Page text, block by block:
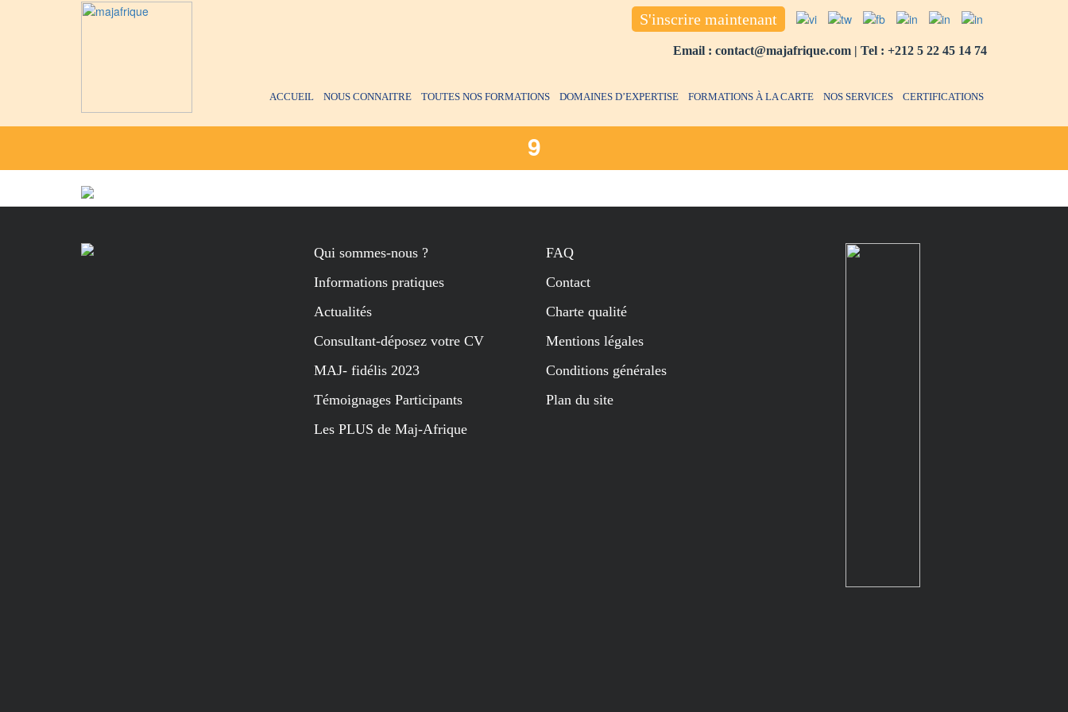
S'inscrire maintenant
Email : contact@majafrique.com | Tel : +212 5 22 45 14 74
ACCUEIL NOUS CONNAITRE TOUTES NOS FORMATIONS DOMAINES D’EXPERTISE FORMATIONS À LA CARTE NOS SERVICES CERTIFICATIONS
9
Qui sommes-nous ?
Informations pratiques
Actualités
Consultant-déposez votre CV
MAJ- fidélis 2023
Témoignages Participants
Les PLUS de Maj-Afrique
FAQ
Contact
Charte qualité
Mentions légales
Conditions générales
Plan du site